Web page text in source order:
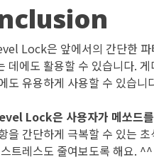
Lock은 앞에서의 간단한 파
데에도 활용할 수 있습니다.
도 유용하게 사용할 수 있습니
Lock은 사용자가 메쏘드
을 간단하게 극복할 수 있는
트레스도 줄여보도록 해요. ^^